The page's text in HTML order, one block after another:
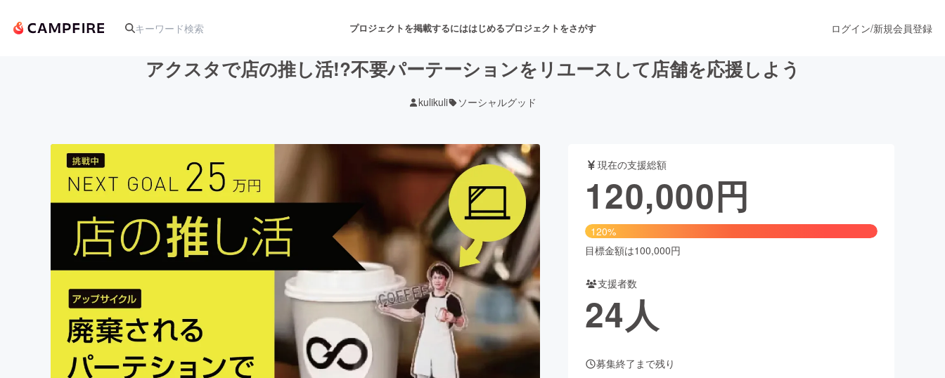
プロジェクトを掲載するにははじめるプロジェクトをさがす
アート・写真 舞台・パフォーマンス
ゲーム・サービス開発 フード・飲食店 ファッション
映像・映画 書籍・雑誌出版 アニメ・漫画
ビジネス・起業 ビューティー・ヘルスケア
まちづくり・地域活性化
CAMPFIRE for Social Good
ログイン/新規会員登録
アクスタで店の推し活!?不要パーテーションをリユースして店舗を応援しよう
kulikuli ソーシャルグッド
現在の支援総額
120,000円
120%
目標金額は100,000円
支援者数
24人
募集終了まで残り